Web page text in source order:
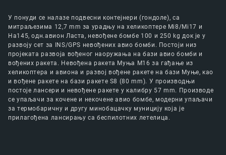
У понуди се налазе подвесни контејнери (гондоле), са
митраљезима 12,7 mm за урадњу на хеликоптере Мi8/Mi17 и
Ha145, oдн.авион Ласта, невођене бомбе 100 и 250 kg док је у
развоју сет за INS/GPS невођених авио бомби. Постоји низ
пројеката развоја вођеног наоружања на бази авио бомби и
вођених ракета. Невођена ракета Муња М16 за гађање из
хеликоптера и авиона и развој вођене ракете на бази Муње, као
и вођене ракете на бази ракете Ѕ8 (80 mm). У производњи
постоје лансери и невођене ракете у калибру 57 mm. Производе
се упаљачи за кочене и некочене авио бомбе, модерни упаљачи
за термобаричну и другу минобацачку муницију која је
прилагођена лансирању са беспилотних летелица.